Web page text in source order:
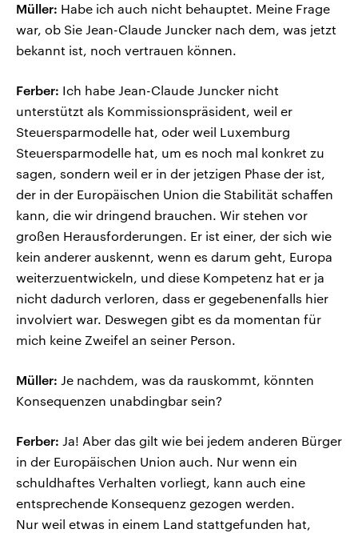
Müller: Habe ich auch nicht behauptet. Meine Frage
war, ob Sie Jean-Claude Juncker nach dem, was jetzt
bekannt ist, noch vertrauen können.
Ferber: Ich habe Jean-Claude Juncker nicht
unterstützt als Kommissionspräsident, weil er
Steuersparmodelle hat, oder weil Luxemburg
Steuersparmodelle hat, um es noch mal konkret zu
sagen, sondern weil er in der jetzigen Phase der ist,
der in der Europäischen Union die Stabilität schaffen
kann, die wir dringend brauchen. Wir stehen vor
großen Herausforderungen. Er ist einer, der sich wie
kein anderer auskennt, wenn es darum geht, Europa
weiterzuentwickeln, und diese Kompetenz hat er ja
nicht dadurch verloren, dass er gegebenenfalls hier
involviert war. Deswegen gibt es da momentan für
mich keine Zweifel an seiner Person.
Müller: Je nachdem, was da rauskommt, könnten
Konsequenzen unabdingbar sein?
Ferber: Ja! Aber das gilt wie bei jedem anderen Bürger
in der Europäischen Union auch. Nur wenn ein
schuldhaftes Verhalten vorliegt, kann auch eine
entsprechende Konsequenz gezogen werden.
Nur weil etwas in einem Land stattgefunden hat,